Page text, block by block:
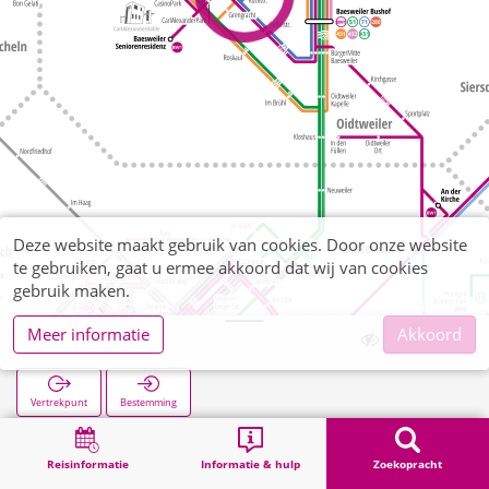
Reisinformatie Informatie & hulp Zoekopracht
Kückstraße
Vertrekpunt Bestemming
Zoekopracht
Deze website maakt gebruik van cookies. Door onze website
te gebruiken, gaat u ermee akkoord dat wij van cookies
gebruik maken.
Meer informatie
Akkoord